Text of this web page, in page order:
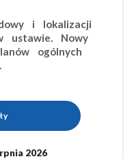
i lokalizacji
ustawie. Nowy
ogólnych
2026